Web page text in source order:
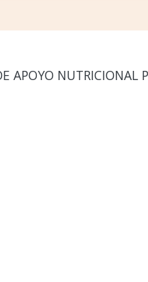
APOYO NUTRICIONAL